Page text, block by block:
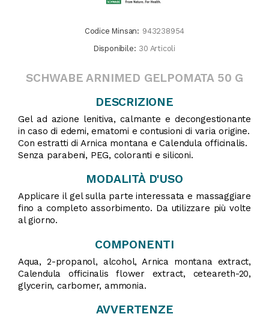
Codice Minsan: 943238954
Disponibile: 30 Articoli
SCHWABE ARNIMED GELPOMATA 50 G
DESCRIZIONE
Gel ad azione lenitiva, calmante e decongestionante
in caso di edemi, ematomi e contusioni di varia origine.
Con estratti di Arnica montana e Calendula officinalis.
Senza parabeni, PEG, coloranti e siliconi.
MODALITÀ D'USO
Applicare il gel sulla parte interessata e massaggiare
fino a completo assorbimento. Da utilizzare più volte
al giorno.
COMPONENTI
Aqua, 2-propanol, alcohol, Arnica montana extract,
Calendula officinalis flower extract, ceteareth-20,
glycerin, carbomer, ammonia.
AVVERTENZE